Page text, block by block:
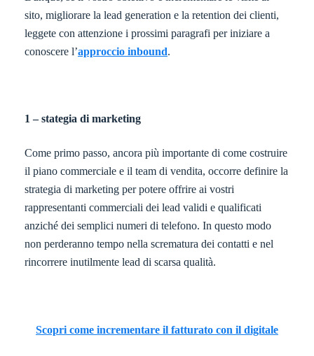
sito, migliorare la lead generation e la retention dei clienti,
leggete con attenzione i prossimi paragrafi per iniziare a
conoscere l’approccio inbound.
1 – stategia di marketing
Come primo passo, ancora più importante di come costruire
il piano commerciale e il team di vendita, occorre definire la
strategia di marketing per potere offrire ai vostri
rappresentanti commerciali dei lead validi e qualificati
anziché dei semplici numeri di telefono. In questo modo
non perderanno tempo nella scrematura dei contatti e nel
rincorrere inutilmente lead di scarsa qualità.
Scopri come incrementare il fatturato con il digitale